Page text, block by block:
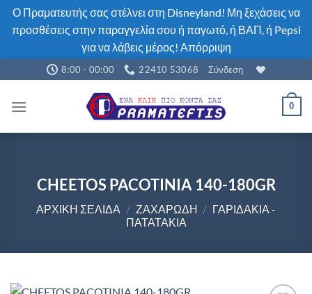
Ο Πραματευτής σας στέλνει στη Disneyland! Μη ξεχάσεις να
προσθέσεις στην παραγγελία σου ή παγωτό, ή ΒΑΠ, ή Pepsi
για να λάβεις μέρος! Απόρριψη
Μετάβαση
στο
περιεχόμενο
8:00 - 00:00 22410 53068 Σύνδεση
0
CHEETOS PACOTINIA 140-180GR
ΑΡΧΙΚΉ ΣΕΛΊΔΑ / ΖΑΧΑΡΏΔΗ / ΓΑΡΙΔΆΚΙΑ -
ΠΑΤΑΤΆΚΙΑ